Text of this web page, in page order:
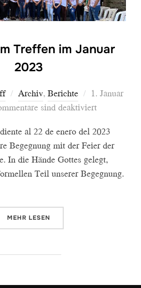
Treffen im Januar
2023
Archiv,Berichte
Veröffentlicht
am
1. Januar
sind deaktiviert
al 22 de enero del 2023
Begegnung mit der Feier der
In die Hände Gottes gelegt,
Teil unserer Begegnung.
MEHR ÜBER „BERICHT VOM TREFFEN
LESEN